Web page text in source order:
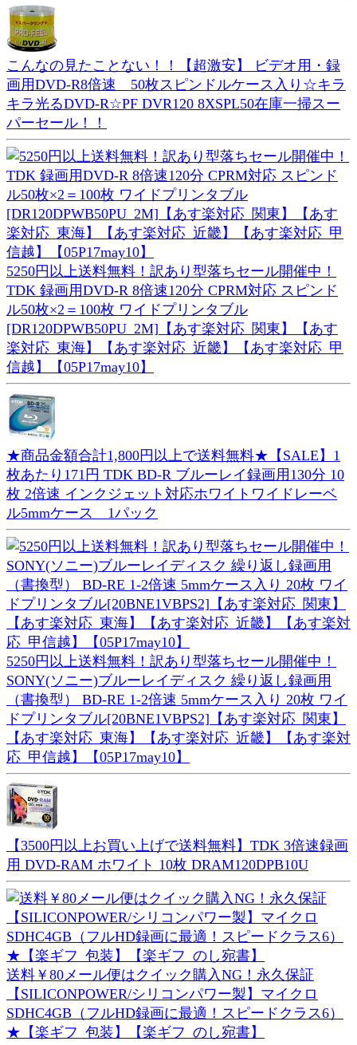
こんなの見たことない！！【超激安】 ビデオ用・録
画用DVD-R8倍速 50枚スピンドルケース入り☆キラ
キラ光るDVD-R☆PF DVR120 8XSPL50在庫一掃スー
パーセール！！
5250円以上送料無料！訳あり型落ちセール開催中！
TDK 録画用DVD-R 8倍速120分 CPRM対応 スピンド
ル50枚×2＝100枚 ワイドプリンタブル
[DR120DPWB50PU_2M]【あす楽対応_関東】【あす
楽対応_東海】【あす楽対応_近畿】【あす楽対応_甲
信越】【05P17may10】
★商品金額合計1,800円以上で送料無料★【SALE】1
枚あたり171円 TDK BD-R ブルーレイ録画用130分 10
枚 2倍速 インクジェット対応ホワイトワイドレーベ
ル5mmケース 1パック
5250円以上送料無料！訳あり型落ちセール開催中！
SONY(ソニー)ブルーレイディスク 繰り返し録画用
（書換型） BD-RE 1-2倍速 5mmケース入り 20枚 ワイ
ドプリンタブル[20BNE1VBPS2]【あす楽対応_関東】
【あす楽対応_東海】【あす楽対応_近畿】【あす楽対
応_甲信越】【05P17may10】
【3500円以上お買い上げで送料無料】TDK 3倍速録画
用 DVD-RAM ホワイト 10枚 DRAM120DPB10U
送料￥80メール便はクイック購入NG！永久保証
【SILICONPOWER/シリコンパワー製】マイクロ
SDHC4GB（フルHD録画に最適！スピードクラス6）
★【楽ギフ_包装】【楽ギフ_のし宛書】